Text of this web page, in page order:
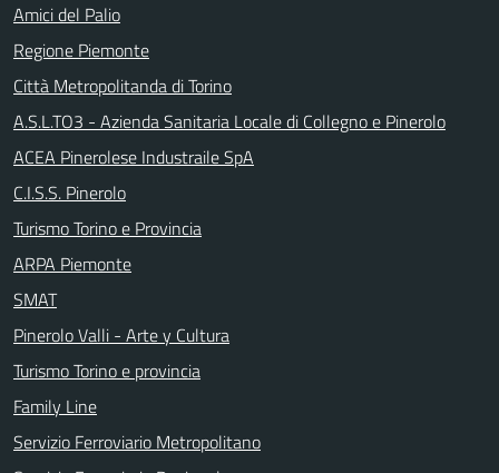
Amici del Palio
Regione Piemonte
Città Metropolitanda di Torino
A.S.L.TO3 - Azienda Sanitaria Locale di Collegno e Pinerolo
ACEA Pinerolese Industraile SpA
C.I.S.S. Pinerolo
Turismo Torino e Provincia
ARPA Piemonte
SMAT
Pinerolo Valli - Arte y Cultura
Turismo Torino e provincia
Family Line
Servizio Ferroviario Metropolitano